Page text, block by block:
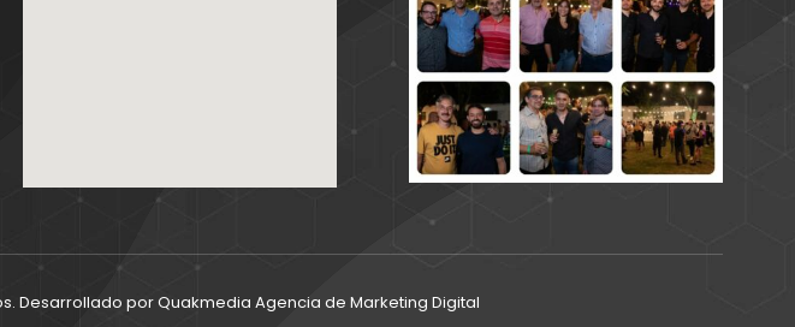
Desarrollado porQuakmedia Agencia de Marketing Digital